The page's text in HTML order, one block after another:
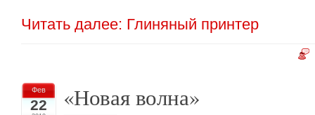
Читать далее: Глиняный принтер
Фев
22 «Новая волна»